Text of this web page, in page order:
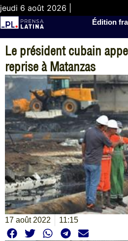
jeudi 6 août 2026 |
Édition
Le président cubain
reprise à Matanzas
17 août 2022 11:15